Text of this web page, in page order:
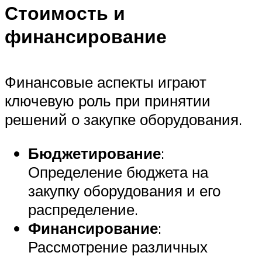
Стоимость и
финансирование
Финансовые аспекты играют
ключевую роль при принятии
решений о закупке оборудования.
Бюджетирование:
Определение бюджета на
закупку оборудования и его
распределение.
Финансирование:
Рассмотрение различных